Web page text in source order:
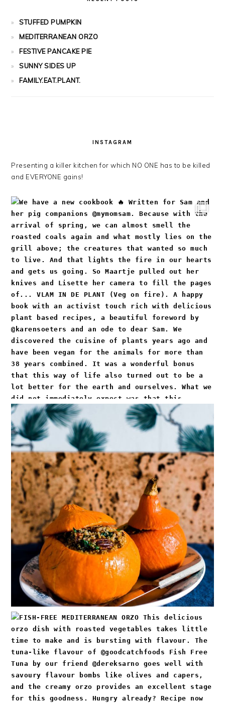
STUFFED PUMPKIN
MEDITERRANEAN ORZO
FESTIVE PANCAKE PIE
SUNNY SIDES UP
FAMILY.EAT.PLANT.
INSTAGRAM
Presenting a killer kitchen for which NO ONE has to be killed
and EVERYONE gains!